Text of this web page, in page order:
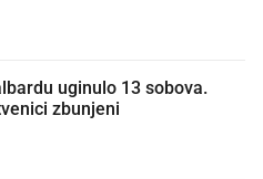
uginulo 13 sobova.
zbunjeni